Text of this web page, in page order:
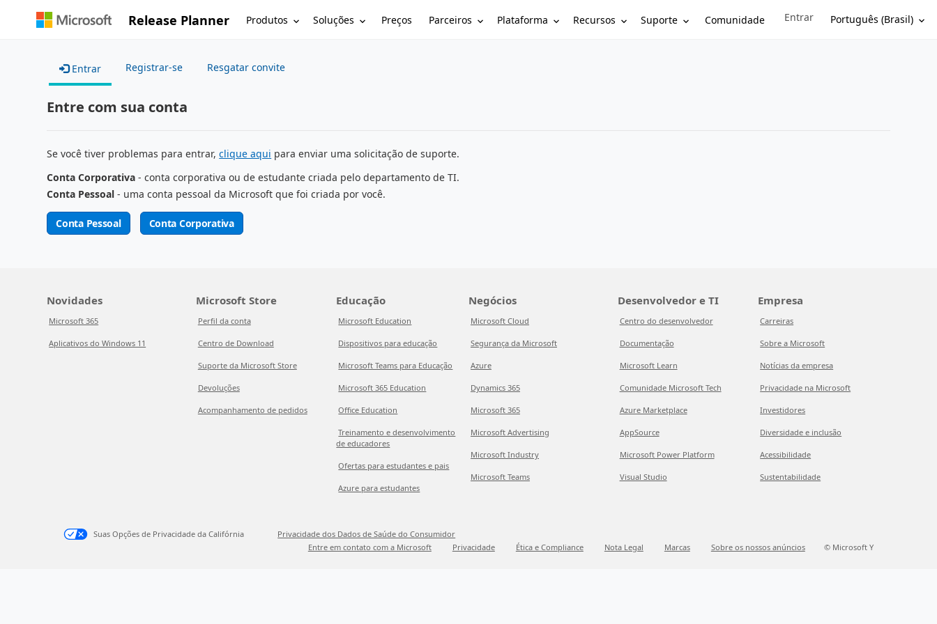
Release Planner Produtos Soluções Preços Parceiros Plataforma Recursos Suporte Comunidade Sign in to your account
Entrar Português (Brasil)
Entrar Registrar-se Resgatar convite
Entre com sua conta
Se você tiver problemas para entrar,clique aqui para enviar uma solicitação de suporte.
Conta Corporativa - conta corporativa ou de estudante criada pelo departamento de TI.
Conta Pessoal - uma conta pessoal da Microsoft que foi criada por você.
Conta Pessoal Conta Corporativa
Novidades
Microsoft 365
Aplicativos do Windows 11
Microsoft Store
Perfil da conta
Centro de Download
Suporte da Microsoft Store
Devoluções
Acompanhamento de pedidos
Educação
Microsoft Education
Dispositivos para educação
Microsoft Teams para Educação
Microsoft 365 Education
Office Education
Treinamento e desenvolvimento
de educadores
Ofertas para estudantes e pais
Azure para estudantes
Negócios
Microsoft Cloud
Segurança da Microsoft
Azure
Dynamics 365
Microsoft 365
Microsoft Advertising
Microsoft Industry
Microsoft Teams
Desenvolvedor e TI
Centro do desenvolvedor
Documentação
Microsoft Learn
Comunidade Microsoft Tech
Azure Marketplace
AppSource
Microsoft Power Platform
Visual Studio
Empresa
Carreiras
Sobre a Microsoft
Notícias da empresa
Privacidade na Microsoft
Investidores
Diversidade e inclusão
Acessibilidade
Sustentabilidade
Suas Opções de Privacidade da Califórnia
Privacidade dos Dados de Saúde do Consumidor
Entre em contato com a Microsoft
Privacidade Ética e Compliance Nota Legal Marcas Sobre os nossos anúncios © Microsoft Y